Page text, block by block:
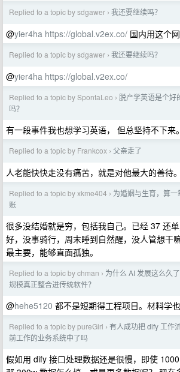
Replied to a topic by sdgawer › 我还要继续吗？
@yier4ha https://global.v2ex.co/ 国内用这个
Replied to a topic by sdgawer › 我还要继续吗？
@yier4ha https://global.v2ex.co/
Replied to a topic by SpontaLeo › 脱产学英语是个好
吗？
有一段事件我也想学习英语， 但总坚持不下来
Replied to a topic by Frankcox › 父亲走了
人老能快快走没有痛苦，就是对他最大的善待。
Replied to a topic by xkme404 › 为婚姻与生育，算一
账
很多没结婚就是穷，包括我自己。已经 37 还
好，没事骑行，周末睡到自然醒，没人管想干
最主要，能够直面孤独。
Replied to a topic by chman › 为什么 AI 发展这么久
规模真正整合进传统软件？
@hehe5120 都不是短期得工程项目。材料学
Replied to a topic by pureGirl › 有人成功把 dify 工作
前工作的业务系统中了吗
假如用 dify 接口处理数据还是很慢，即使 1000